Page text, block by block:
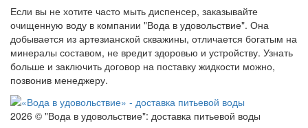
Если вы не хотите часто мыть диспенсер, заказывайте
очищенную воду в компании "Вода в удовольствие". Она
добывается из артезианской скважины, отличается богатым на
минералы составом, не вредит здоровью и устройству. Узнать
больше и заключить договор на поставку жидкости можно,
позвонив менеджеру.
2026 © "Вода в удовольствие": доставка питьевой воды